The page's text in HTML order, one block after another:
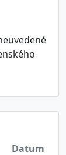
Datum